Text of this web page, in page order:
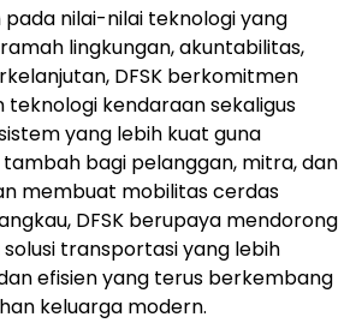
nilai-nilai teknologi yang
lingkungan, akuntabilitas,
DFSK berkomitmen
teknologi kendaraan sekaligus
yang lebih kuat guna
bagi pelanggan, mitra, dan
membuat mobilitas cerdas
DFSK berupaya mendorong
transportasi yang lebih
efisien yang terus berkembang
keluarga modern.